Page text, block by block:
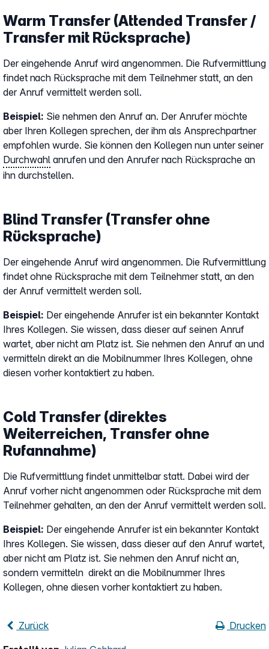
Warm Transfer (Attended Transfer /
Transfer mit Rücksprache)
Der eingehende Anruf wird angenommen. Die Rufvermittlung
findet nach Rücksprache mit dem Teilnehmer statt, an den
der Anruf vermittelt werden soll.
Beispiel: Sie nehmen den Anruf an. Der Anrufer möchte
aber Ihren Kollegen sprechen, der ihm als Ansprechpartner
empfohlen wurde. Sie können den Kollegen nun unter seiner
Durchwahl anrufen und den Anrufer nach Rücksprache an
ihn durchstellen.
Blind Transfer (Transfer ohne
Rücksprache)
Der eingehende Anruf wird angenommen. Die Rufvermittlung
findet ohne Rücksprache mit dem Teilnehmer statt, an den
der Anruf vermittelt werden soll.
Beispiel: Der eingehende Anrufer ist ein bekannter Kontakt
Ihres Kollegen. Sie wissen, dass dieser auf seinen Anruf
wartet, aber nicht am Platz ist. Sie nehmen den Anruf an und
vermitteln direkt an die Mobilnummer Ihres Kollegen, ohne
diesen vorher kontaktiert zu haben.
Cold Transfer (direktes
Weiterreichen, Transfer ohne
Rufannahme)
Die Rufvermittlung findet unmittelbar statt. Dabei wird der
Anruf vorher nicht angenommen oder Rücksprache mit dem
Teilnehmer gehalten, an den der Anruf vermittelt werden soll.
Beispiel: Der eingehende Anrufer ist ein bekannter Kontakt
Ihres Kollegen. Sie wissen, dass dieser auf den Anruf wartet,
aber nicht am Platz ist. Sie nehmen den Anruf nicht an,
sondern vermitteln direkt an die Mobilnummer Ihres
Kollegen, ohne diesen vorher kontaktiert zu haben.
Zurück
Drucken